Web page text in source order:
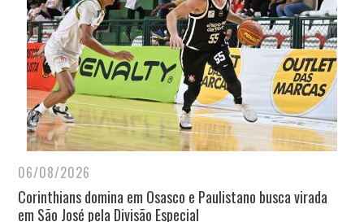
06/08/2026
Corinthians domina em Osasco e Paulistano busca virada
em São José pela Divisão Especial